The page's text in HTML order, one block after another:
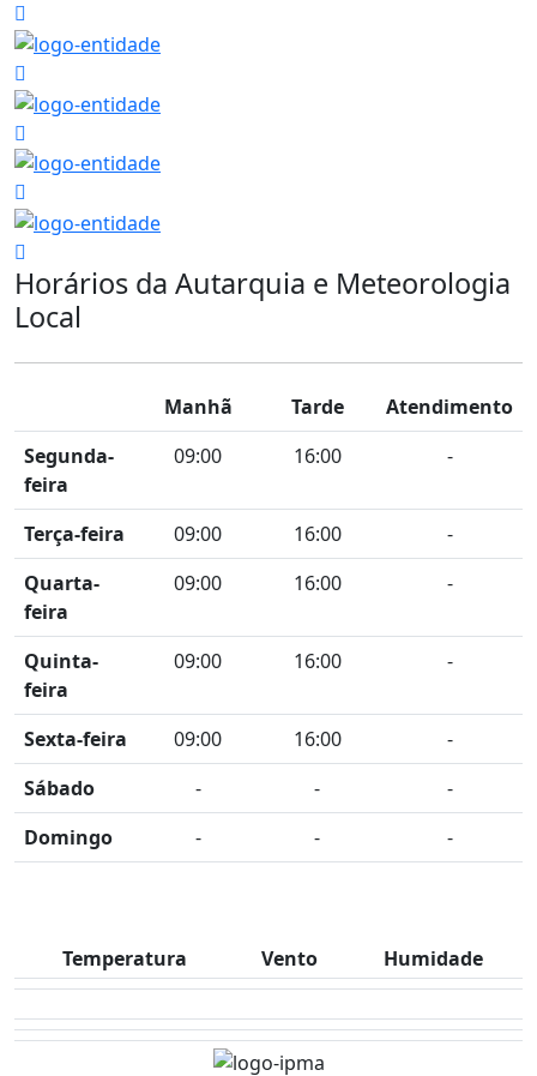
Horários da Autarquia e Meteorologia
Local
Manhã Tarde
Atendimento
Segunda-
feira
09:00 16:00 -
Terça-feira 09:00 16:00
-
Quarta-
feira
09:00 16:00 -
Quinta-
feira
09:00 16:00 -
Sexta-feira 09:00 16:00
-
Sábado
- -
-
Domingo
- - -
Temperatura Vento Humidade